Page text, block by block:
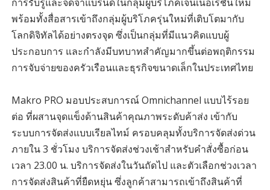
พร้อมทั้งสื่อสารเข้าถึงกลุ่มผู้บริโภครุ่นใหม่ที่เติบโตมากับ
โลกดิจิทัลได้อย่างตรงจุด ซึ่งเป็นกลุ่มที่มีแนวคิดแบบผู้
ประกอบการ และกำลังมีบทบาทสำคัญมากขึ้นต่อพฤติกรรม
การจับจ่ายของครัวเรือนและธุรกิจขนาดเล็กในประเทศไทย
Makro PRO มอบประสบการณ์ Omnichannel แบบไร้รอย
ต่อ ที่ผสานจุดแข็งด้านสินค้าคุณภาพระดับค้าส่ง เข้ากับ
ระบบการจัดส่งแบบเรียลไทม์ ครอบคลุมทั้งบริการจัดส่งด่วน
ภายใน 3 ชั่วโมง บริการจัดส่งช่วงเช้าสำหรับคำสั่งซื้อก่อน
เวลา 23.00 น. บริการจัดส่งในวันถัดไป และตัวเลือกช่วงเวลา
การจัดส่งสินค้าที่ยืดหยุ่น ซึ่งลูกค้าสามารถเข้าถึงสินค้าที่